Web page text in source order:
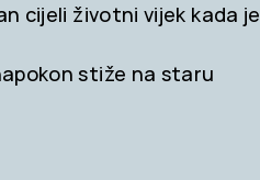
cijeli životni vijek kada je
stiže na staru